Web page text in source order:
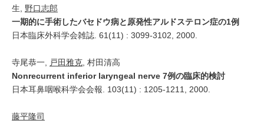
生, 野口志郎
一期的に手術したバセドウ病と原発性アルドステロン症の1例
日本臨床外科学会雑誌. 61(11) : 3099-3102, 2000.
寺尾恭一, 戸田雅克 , 村田清高
Nonrecurrent inferior laryngeal nerve 7例の臨床的検討
日本耳鼻咽喉科学会会報. 103(11) : 1205-1211, 2000.
藤平隆司